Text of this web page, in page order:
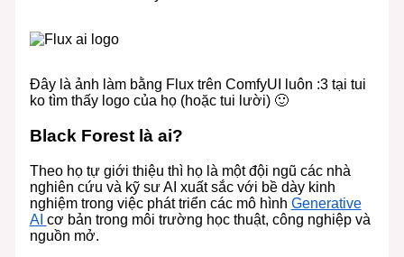
Đây là ảnh làm bằng Flux trên ComfyUI luôn :3 tại tui
ko tìm thấy logo của họ (hoặc tui lười) 🙂
Black Forest là ai?
Theo họ tự giới thiệu thì họ là một đội ngũ các nhà
nghiên cứu và kỹ sư AI xuất sắc với bề dày kinh
nghiệm trong việc phát triển các mô hình Generative
AI cơ bản trong môi trường học thuật, công nghiệp và
nguồn mở.